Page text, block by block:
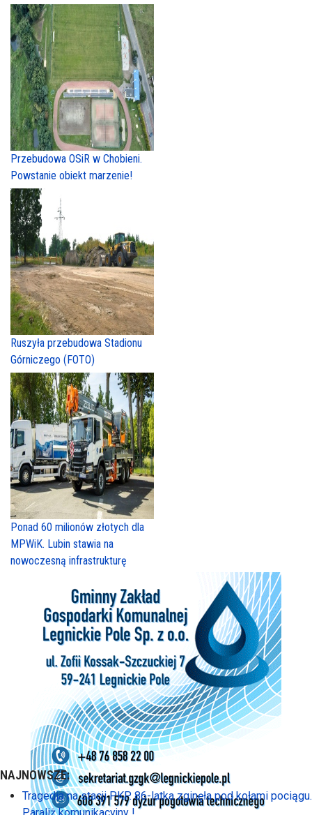
Przebudowa OSiR w Chobieni.
Powstanie obiekt marzenie!
Ruszyła przebudowa Stadionu
Górniczego (FOTO)
Ponad 60 milionów złotych dla
MPWiK. Lubin stawia na
nowoczesną infrastrukturę
NAJNOWSZE:
Tragedia na stacji PKP. 86-latka zginęła pod kołami pociągu.